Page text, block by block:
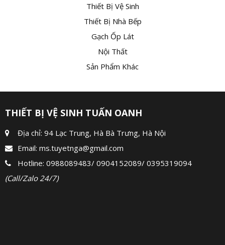
Thiết Bị Vệ Sinh
Thiết Bị Nhà Bếp
Gạch Ốp Lát
Nội Thất
Sản Phẩm Khác
THIẾT BỊ VỆ SINH TUẤN OANH
Địa chỉ: 94 Lạc Trung, Hà Bà Trưng, Hà Nội
Email: ms.tuyetnga@gmail.com
Hotline: 0988089483/ 0904152089/ 0395319094
(Call/Zalo 24/7)